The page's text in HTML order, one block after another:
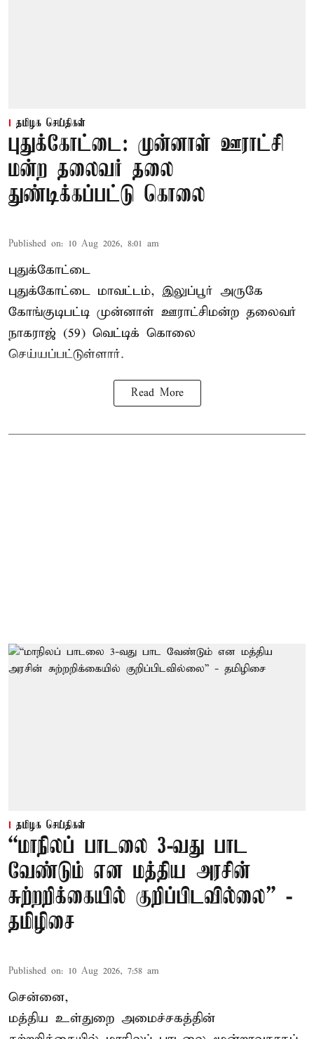
தமிழக செய்திகள்
புதுக்கோட்டை: முன்னாள் ஊராட்சி
மன்ற தலைவர் தலை
துண்டிக்கப்பட்டு கொலை
Published on: 10 Aug 2026, 8:01 am
புதுக்கோட்டை
புதுக்கோட்டை மாவட்டம், இலுப்பூர் அருகே
கோங்குடிபட்டி முன்னாள் ஊராட்சிமன்ற தலைவர்
நாகராஜ் (59) வெட்டிக் கொலை
செய்யப்பட்டுள்ளார்.
Read More
தமிழக செய்திகள்
“மாநிலப் பாடலை 3-வது பாட
வேண்டும் என மத்திய அரசின்
சுற்றறிக்கையில் குறிப்பிடவில்லை” -
தமிழிசை
Published on: 10 Aug 2026, 7:58 am
சென்னை,
மத்திய உள்துறை அமைச்சகத்தின்